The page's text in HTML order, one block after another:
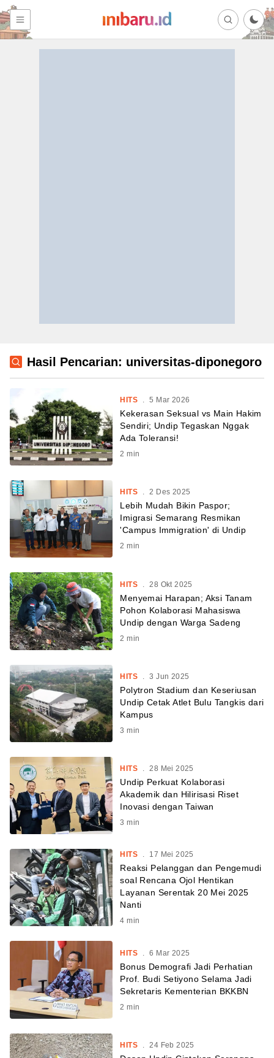
Hasil Pencarian: universitas-diponegoro
HITS . 5 Mar 2026
Kekerasan Seksual vs Main Hakim
Sendiri; Undip Tegaskan Nggak
Ada Toleransi!
2 min
HITS . 2 Des 2025
Lebih Mudah Bikin Paspor;
Imigrasi Semarang Resmikan
'Campus Immigration' di Undip
2 min
HITS 28 Okt 2025
Menyemai Harapan; Aksi Tanam
Pohon Kolaborasi Mahasiswa
Undip dengan Warga Sadeng
2 min
HITS . 3 Jun 2025
Polytron Stadium dan Keseriusan
Undip Cetak Atlet Bulu Tangkis dari
Kampus
3 min
HITS . 28 Mei 2025
Undip Perkuat Kolaborasi
Akademik dan Hilirisasi Riset
Inovasi dengan Taiwan
3 min
HITS . 17 Mei 2025
Reaksi Pelanggan dan Pengemudi
soal Rencana Ojol Hentikan
Layanan Serentak 20 Mei 2025
Nanti
4 min
HITS 6 Mar 2025
Bonus Demografi Jadi Perhatian
Prof. Budi Setiyono Selama Jadi
Sekretaris Kementerian BKKBN
2 min
HITS 24 Feb 2025